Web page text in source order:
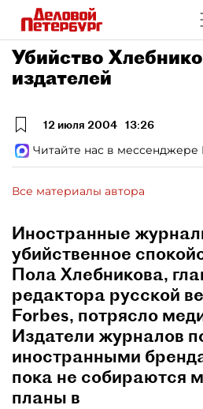
Убийство
издателей
12 июля 2004 13:26
Читайте нас в мессенджере
Все материалы автора
Иностранные
убийственное
Пола Хлебникова,
редактора русской
Forbes, потрясло
Издатели журналов
иностранными
пока не собираются
планы в